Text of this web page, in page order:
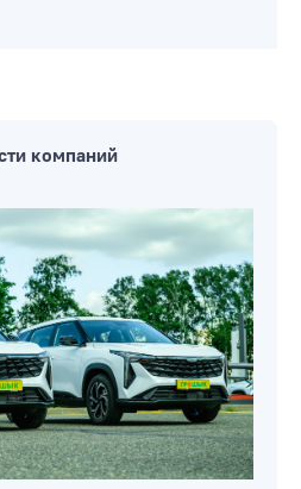
компаний